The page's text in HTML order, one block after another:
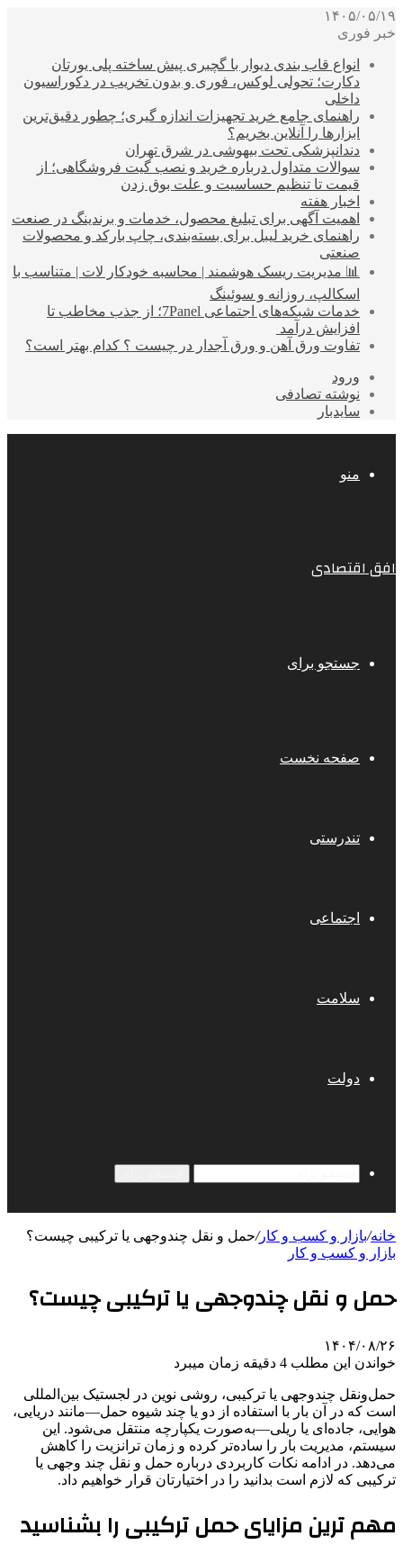
۱۴۰۵/۰۵/۱۹
خبر فوری
انواع قاب بندی دیوار با گچبری پیش ساخته پلی یورتان
دکارت؛ تحولی لوکس، فوری و بدون تخریب در دکوراسیون
داخلی
راهنمای جامع خرید تجهیزات اندازه گیری؛ چطور دقیق‌ترین
ابزارها را آنلاین بخریم؟
دندانپزشکی تحت بیهوشی در شرق تهران
سوالات متداول درباره خرید و نصب گیت فروشگاهی؛ از
قیمت تا تنظیم حساسیت و علت بوق زدن
اخبار هفته
اهمیت آگهی برای تبلیغ محصول، خدمات و برندینگ در صنعت
راهنمای خرید لیبل برای بسته‌بندی، چاپ بارکد و محصولات
صنعتی
📊 مدیریت ریسک هوشمند | محاسبه خودکار لات | متناسب با
اسکالپ، روزانه و سوئینگ
خدمات شبکه‌های اجتماعی 7Panel؛ از جذب مخاطب تا
افزایش درآمد
تفاوت ورق آهن و ورق آجدار در چیست ؟ کدام بهتر است؟
ورود
نوشته تصادفی
سایدبار
منو
افق اقتصادی
جستجو برای
صفحه نخست
تندرستی
اجتماعی
سلامت
دولت
خانه/بازار و کسب و کار/حمل و نقل چندوجهی یا ترکیبی چیست؟
بازار و کسب و کار
حمل و نقل چندوجهی یا ترکیبی چیست؟
۱۴۰۴/۰۸/۲۶
خواندن این مطلب 4 دقیقه زمان میبرد
حمل‌ونقل چندوجهی یا ترکیبی، روشی نوین در لجستیک بین‌المللی
است که در آن بار با استفاده از دو یا چند شیوه حمل—مانند دریایی،
هوایی، جاده‌ای یا ریلی—به‌صورت یکپارچه منتقل می‌شود. این
سیستم، مدیریت بار را ساده‌تر کرده و زمان ترانزیت را کاهش
می‌دهد. در ادامه نکات کاربردی درباره حمل و نقل چند وجهی یا
ترکیبی که لازم است بدانید را در اختیارتان قرار خواهیم داد.
مهم‌ ترین مزایای حمل ترکیبی را بشناسید